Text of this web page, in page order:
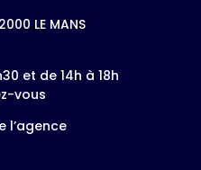
LE MANS
et de 14h à 18h
vous
l’agence